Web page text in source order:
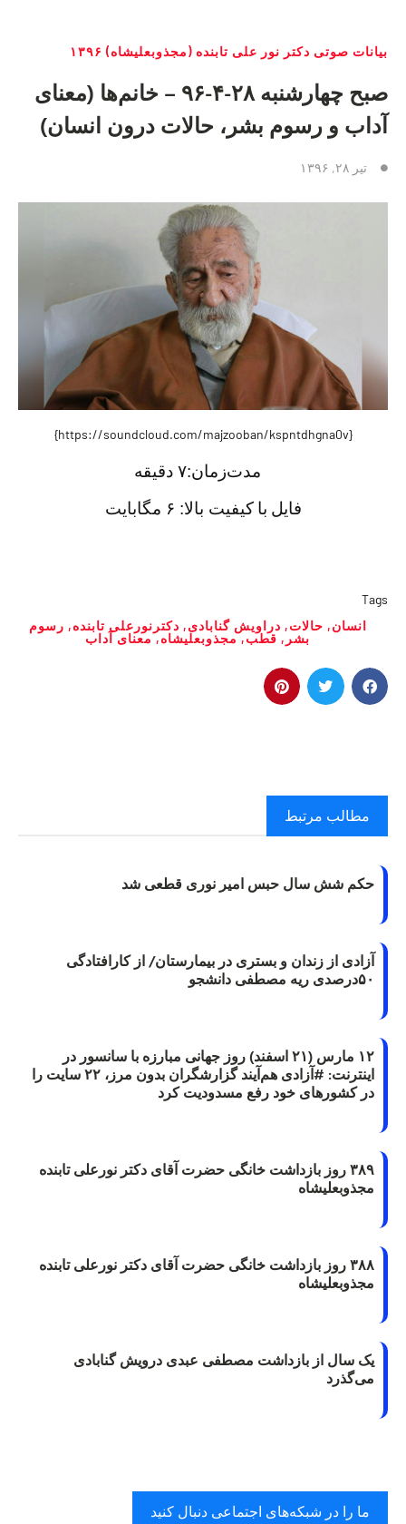
بیانات صوتی دکتر نور علی تابنده (مجذوبعلیشاه) ۱۳۹۶
صبح چهارشنبه ۲۸-۴-٩۶ – خانم‌ها (معنای
آداب و رسوم بشر، حالات درون انسان)
تیر ۲۸, ۱۳۹۶
{https://soundcloud.com/majzooban/kspntdhgna0v}
مدت‌زمان:۷ دقيقه
فايل باکیفیت بالا: ۶ مگابایت
Tags
انسان, حالات, دراویش گنابادی, دکترنورعلی تابنده, رسوم
بشر , قطب,مجذوبعلیشاه,معنای آداب
مطالب مرتبط
حکم شش سال حبس امیر نوری قطعی شد
آزادی از زندان و بستری در بیمارستان/ از کارافتادگی
۵۰درصدی ریه مصطفی دانشجو
۱۲ مارس (۲۱ اسفند) روز جهانی مبارزه با سانسور در
اینترنت: #آزادی هم‌آیند گزارشگران‌ بدون مرز، ۲۲ سایت را
در کشورهای خود رفع مسدودیت کرد
۳۸۹ روز بازداشت خانگی حضرت آقای دکتر نورعلی تابنده
مجذوبعلیشاه
۳۸۸ روز بازداشت خانگی حضرت آقای دکتر نورعلی تابنده
مجذوبعلیشاه
یک سال از بازداشت مصطفی عبدی درویش گنابادی
می‌گذرد
ما را در شبکه‌های اجتماعی دنبال کنید